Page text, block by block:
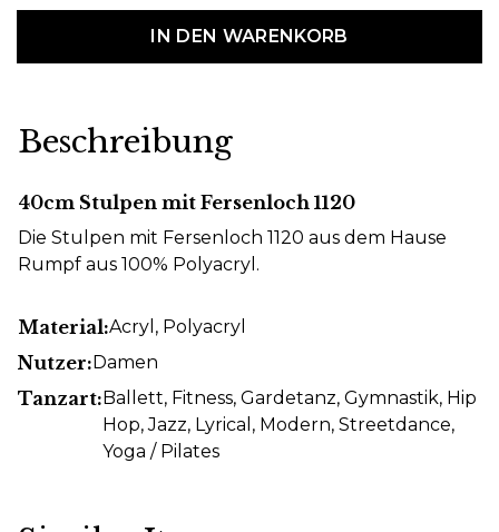
IN DEN WARENKORB
Beschreibung
40cm Stulpen mit Fersenloch 1120
Die Stulpen mit Fersenloch 1120 aus dem Hause
Rumpf aus 100% Polyacryl.
Material:Acryl , Polyacryl
Nutzer:Damen
Tanzart:Ballett, Fitness, Gardetanz, Gymnastik, Hip
Hop, Jazz, Lyrical , Modern, Streetdance,
Yoga / Pilates